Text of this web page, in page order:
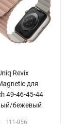
Revix
для
49-46-45-44
бежевый
111-056